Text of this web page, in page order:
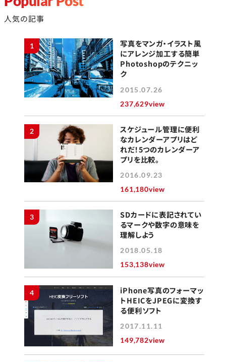
人気の記事
1
写真をマンガ・イラスト風
にアレンジ加工する簡単
Photoshopのテクニッ
ク
2015.07.26
237,629view
2
スケジュール管理に便利
なカレンダーアプリはど
れだ！5つのカレンダーア
プリを比較。
2016.09.23
161,180view
3
SDカードに表記されてい
るマークや数字の意味を
理解しよう
2018.05.18
153,138view
4
iPhone写真のフォーマッ
トHEICをJPEGに変換す
る便利ソフト
2017.11.11
149,782view